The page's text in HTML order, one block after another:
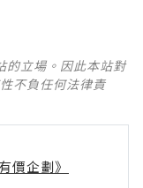
的立場。因此本站對
不負任何法律責
價企劃》